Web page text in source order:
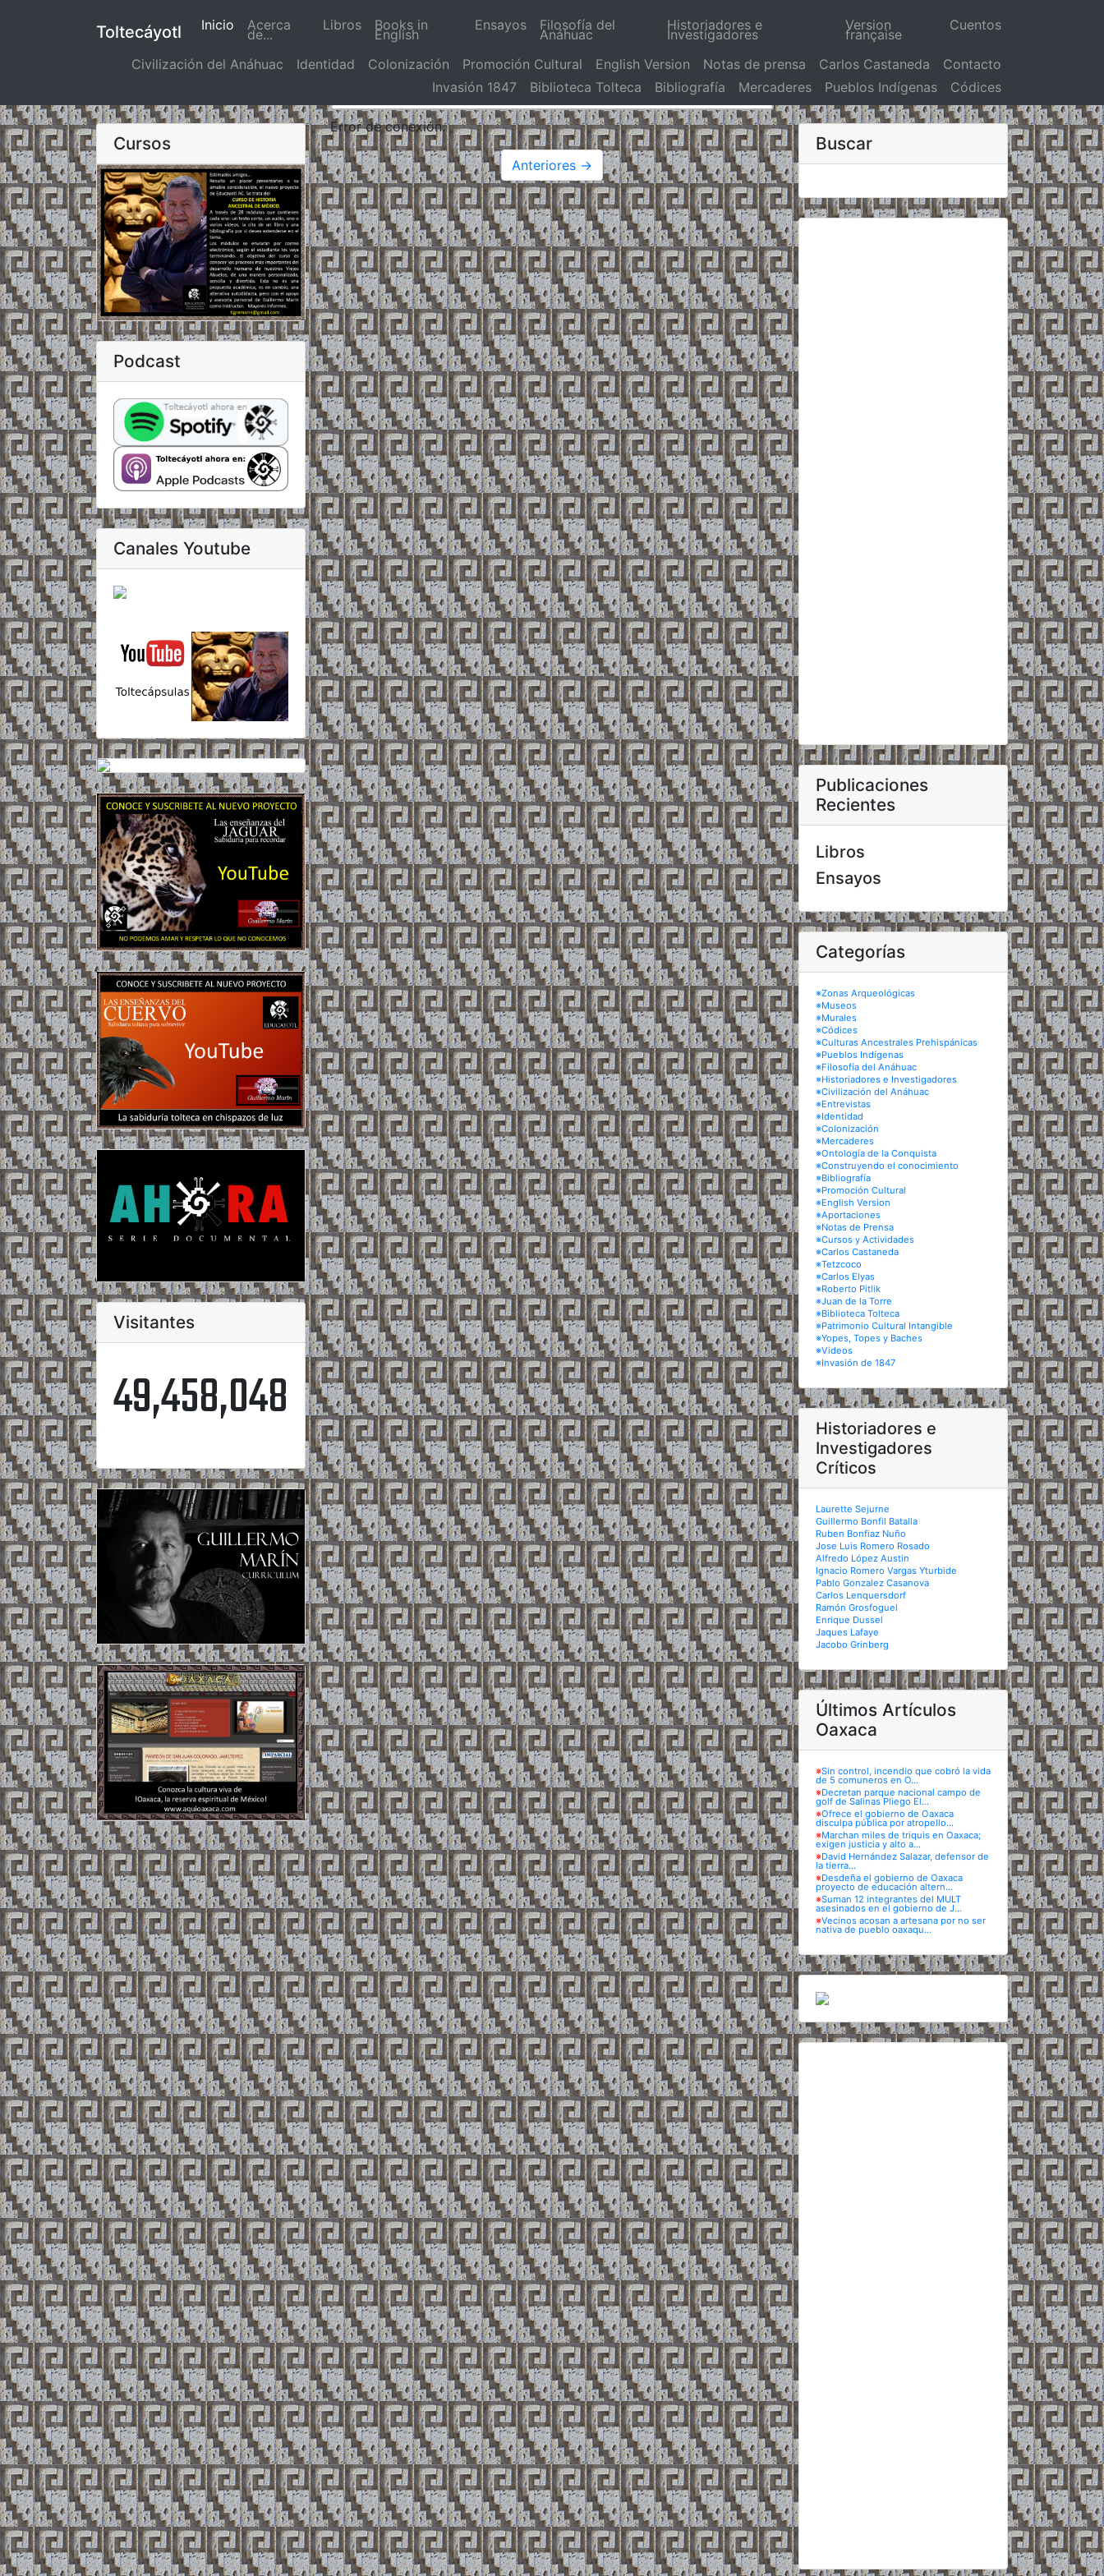
Toltecáyotl Inicio (actual)
Acerca
de...
Libros Books in
English
Ensayos Filosofía del
Anáhuac
Historiadores e
Investigadores
Version
française
Cuentos
Civilización del Anáhuac Identidad Colonización Promoción Cultural English Version Notas de prensa Carlos Castaneda
Contacto
Invasión 1847
Biblioteca Tolteca Bibliografía Mercaderes Pueblos Indígenas Códices
Cursos
Podcast
Canales Youtube
Visitantes
49,458,048
Error de conexión.
Anteriores →
Buscar
Publicaciones
Recientes
Libros
Ensayos
Categorías
※Zonas Arqueológicas
※Museos
※Murales
※Códices
※Culturas Ancestrales Prehispánicas
※Pueblos Indígenas
※Filosofía del Anáhuac
※Historiadores e Investigadores
※Civilización del Anáhuac
※Entrevistas
※Identidad
※Colonización
※Mercaderes
※Ontología de la Conquista
※Construyendo el conocimiento
※Bibliografía
※Promoción Cultural
※English Version
※Aportaciones
※Notas de Prensa
※Cursos y Actividades
※Carlos Castaneda
※Tetzcoco
※Carlos Elyas
※Roberto Pitlik
※Juan de la Torre
※Biblioteca Tolteca
※Patrimonio Cultural Intangible
※Yopes, Topes y Baches
※Videos
※Invasión de 1847
Historiadores e
Investigadores
Críticos
Laurette Sejurne
Guillermo Bonfil Batalla
Ruben Bonfiaz Nuño
Jose Luis Romero Rosado
Alfredo López Austin
Ignacio Romero Vargas Yturbide
Pablo Gonzalez Casanova
Carlos Lenquersdorf
Ramón Grosfoguel
Enrique Dussel
Jaques Lafaye
Jacobo Grinberg
Últimos Artículos
Oaxaca
※Sin control, incendio que cobró la vida
de 5 comuneros en O...
※Decretan parque nacional campo de
golf de Salinas Pliego El...
※Ofrece el gobierno de Oaxaca
disculpa pública por atropello...
※Marchan miles de triquis en Oaxaca;
exigen justicia y alto a...
※David Hernández Salazar, defensor de
la tierra...
※Desdeña el gobierno de Oaxaca
proyecto de educación altern...
※Suman 12 integrantes del MULT
asesinados en el gobierno de J...
※Vecinos acosan a artesana por no ser
nativa de pueblo oaxaqu...